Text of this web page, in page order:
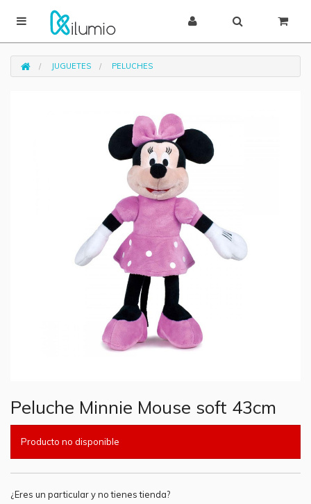
JUGUETES PELUCHES
Peluche Minnie Mouse soft 43cm
Producto no disponible
¿Eres un particular y no tienes tienda?